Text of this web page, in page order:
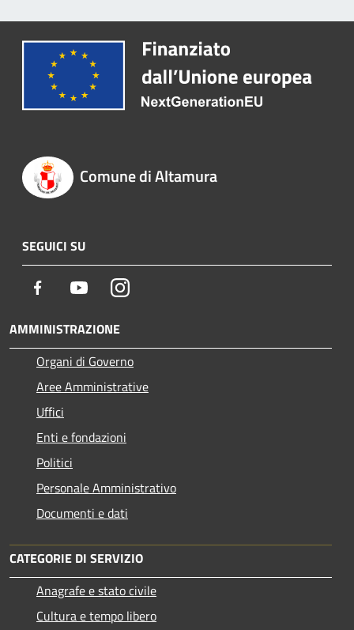
Comune di Altamura
SEGUICI SU
Facebook YoutubeInstagram
AMMINISTRAZIONE
Organi di Governo
Aree Amministrative
Uffici
Enti e fondazioni
Politici
Personale Amministrativo
Documenti e dati
CATEGORIE DI SERVIZIO
Anagrafe e stato civile
Cultura e tempo libero